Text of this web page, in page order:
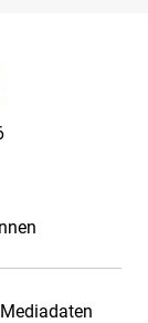
Mediadaten